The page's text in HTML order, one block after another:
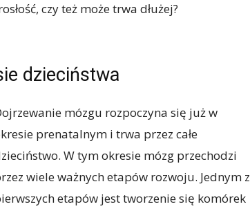
czy też może trwa dłużej?
dzieciństwa
mózgu rozpoczyna się już w
prenatalnym i trwa przez całe
W tym okresie mózg przechodzi
wiele ważnych etapów rozwoju. Jednym z
etapów jest tworzenie się komórek